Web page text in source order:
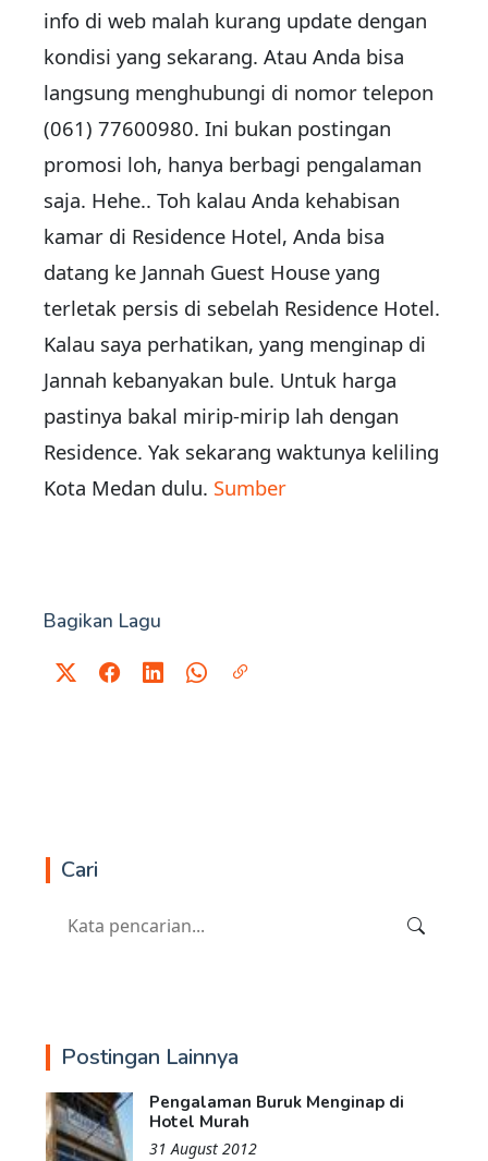
info di web malah kurang update dengan
kondisi yang sekarang. Atau Anda bisa
langsung menghubungi di nomor telepon
(061) 77600980. Ini bukan postingan
promosi loh, hanya berbagi pengalaman
saja. Hehe.. Toh kalau Anda kehabisan
kamar di Residence Hotel, Anda bisa
datang ke Jannah Guest House yang
terletak persis di sebelah Residence Hotel.
Kalau saya perhatikan, yang menginap di
Jannah kebanyakan bule. Untuk harga
pastinya bakal mirip-mirip lah dengan
Residence. Yak sekarang waktunya keliling
Kota Medan dulu. Sumber
Bagikan Lagu
Cari
Postingan Lainnya
Pengalaman Buruk Menginap di
Hotel Murah
31 August 2012